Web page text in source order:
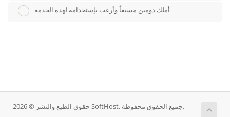
أملك دومين مسبقاً وأرغب بإستخدامه لهذه الخدمة
حقوق الطبع والنشر © 2026 SoftHost. جميع الحقوق محفوظة.